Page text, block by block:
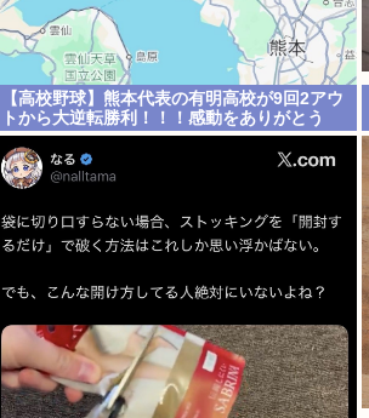
【高校野球】熊本代表の有明高校が9回2アウ
トから大逆転勝利！！！感動をありがとう